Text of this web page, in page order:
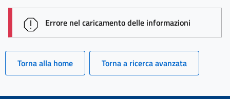
session id:
Errore nel caricamento delle informazioni
Torna alla home Torna a ricerca avanzata